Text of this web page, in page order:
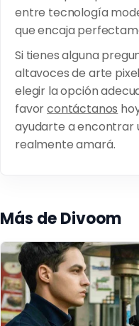
entre tecnología
que encaja
Si tienes alguna
altavoces de arte
elegir la opción
favorcontáctanos
ayudarte a encontrar
realmente amará.
Más de Divoom